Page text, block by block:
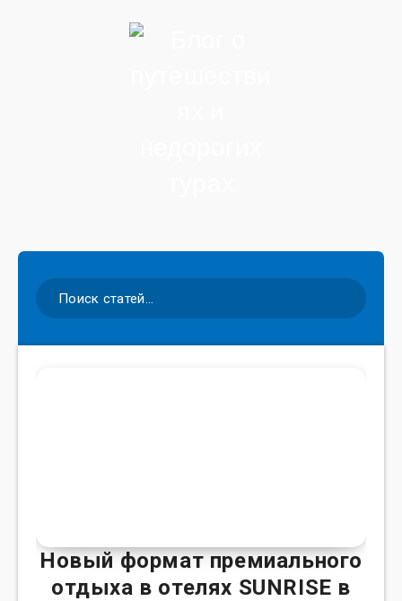
Новый формат премиального
отдыха в отелях SUNRISE в